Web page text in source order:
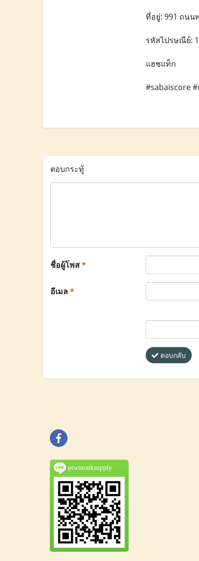
ที่อยู่: 991 ถนน
รหัสไปรษณีย์:
แฮชแท็ก
#sabaiscore
ตอบกระทู้
ชื่อผู้โพส*
อีเมล*
ตอบกลับ
ptwmonksupply